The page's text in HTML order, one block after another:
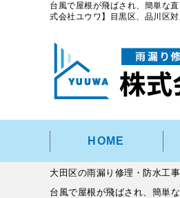
台風で屋根が飛ばされ、簡単な
式会社ユウワ】目黒区、品川区対
HOME
大田区の雨漏り修理・防水工
台風で屋根が飛ばされ、簡単